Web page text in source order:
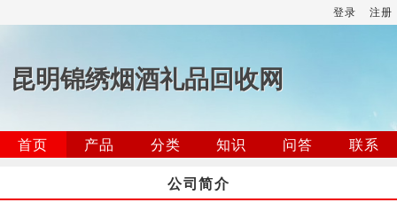
登录 注册
昆明锦绣烟酒礼品回收网
首页 产品 分类 知识 问答
联系
公司简介